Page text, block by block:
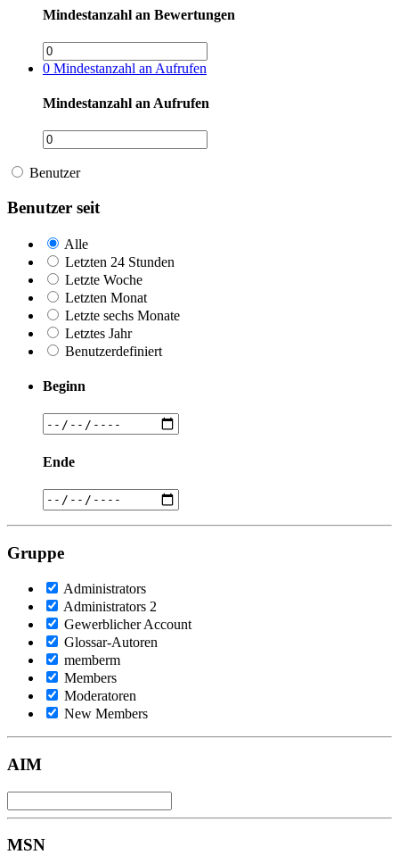
Mindestanzahl an Bewertungen
0 Mindestanzahl an Aufrufen
Mindestanzahl an Aufrufen
Benutzer
Benutzer seit
Alle
Letzten 24 Stunden
Letzte Woche
Letzten Monat
Letzte sechs Monate
Letztes Jahr
Benutzerdefiniert
Beginn
Ende
Gruppe
Administrators
Administrators 2
Gewerblicher Account
Glossar-Autoren
memberm
Members
Moderatoren
New Members
AIM
MSN